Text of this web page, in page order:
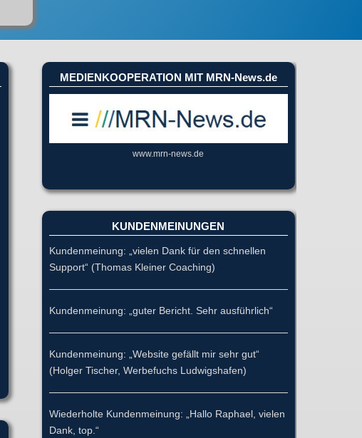
MEDIENKOOPERATION MIT MRN-News.de
www.mrn-news.de
KUNDENMEINUNGEN
Kundenmeinung: „vielen Dank für den schnellen
Support“ (Thomas Kleiner Coaching)
Kundenmeinung: „guter Bericht. Sehr ausführlich“
Kundenmeinung: „Website gefällt mir sehr gut“
(Holger Tischer, Werbefuchs Ludwigshafen)
Wiederholte Kundenmeinung: „Hallo Raphael, vielen
Dank, top.“